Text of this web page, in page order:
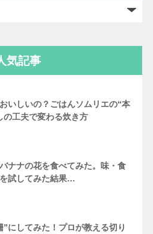
気記事
いしいの？ごはんソムリエの“本
の工夫で変わる炊き方
バナナの花を食べてみた。味・食
試してみた結果…
”にしてみた！プロが教える切り